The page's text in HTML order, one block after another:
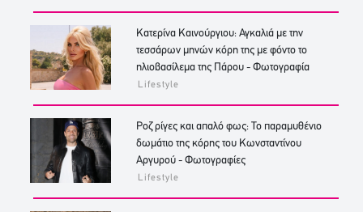
Κατερίνα Καινούργιου: Αγκαλιά με την
τεσσάρων μηνών κόρη της με φόντο το
ηλιοβασίλεμα της Πάρου - Φωτογραφία
Lifestyle
Ροζ ρίγες και απαλό φως: Το παραμυθένιο
δωμάτιο της κόρης του Κωνσταντίνου
Αργυρού - Φωτογραφίες
Lifestyle